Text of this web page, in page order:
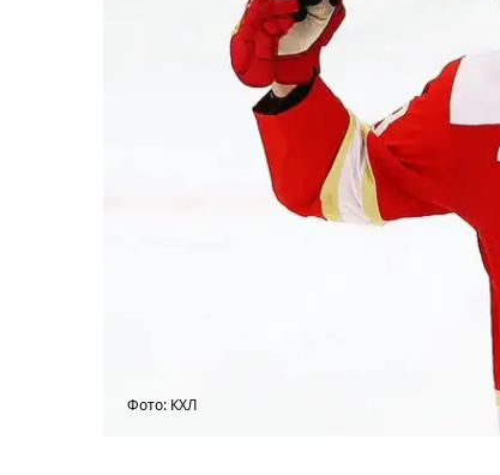
Фото: КХЛ